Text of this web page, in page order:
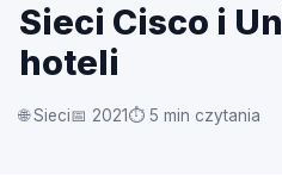
Sieci Cisco i
hoteli
🌐 Sieci📅 2021⏱ 5 min czytania